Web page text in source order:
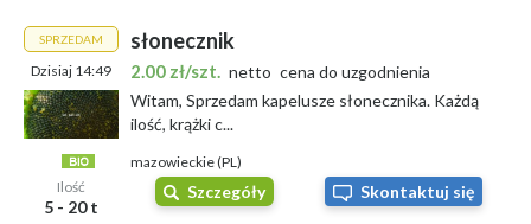
SPRZEDAM
Dzisiaj 14:49
Ilość
5 - 20 t
słonecznik
2.00 zł/szt. netto cena do uzgodnienia
Witam, Sprzedam kapelusze słonecznika. Każdą
ilość, krążki c...
mazowieckie (PL)
Szczegóły Skontaktuj się